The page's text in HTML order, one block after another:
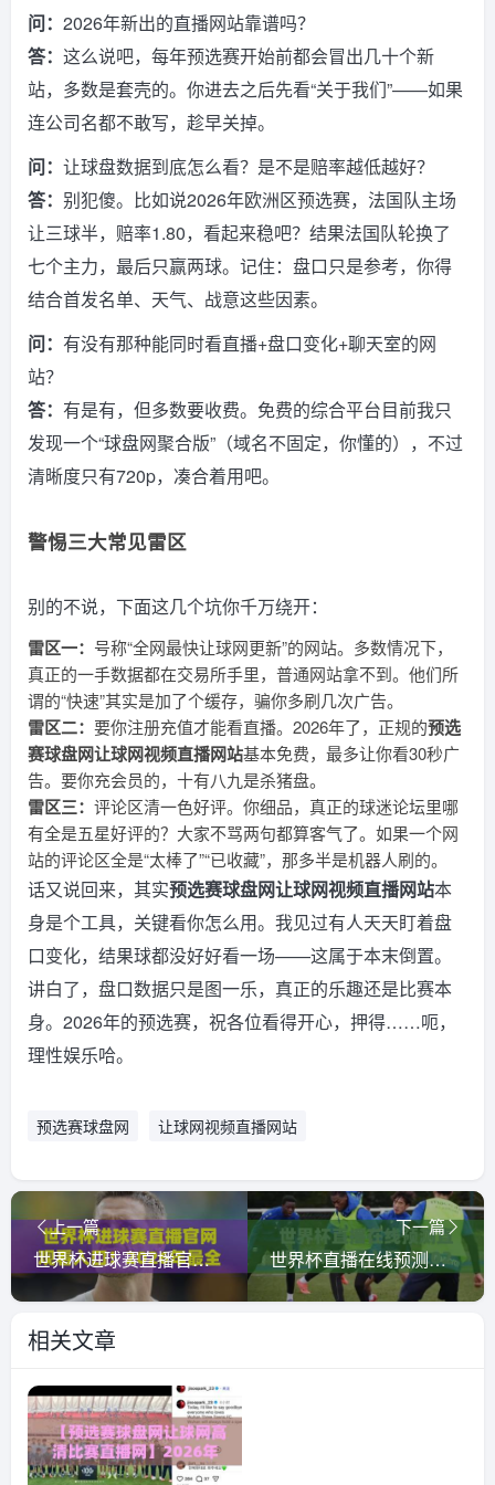
问： 2026年新出的直播网站靠谱吗？
答： 这么说吧，每年预选赛开始前都会冒出几十个新
站，多数是套壳的。你进去之后先看“关于我们”——如果
连公司名都不敢写，趁早关掉。
问： 让球盘数据到底怎么看？是不是赔率越低越好？
答： 别犯傻。比如说2026年欧洲区预选赛，法国队主场
让三球半，赔率1.80，看起来稳吧？结果法国队轮换了
七个主力，最后只赢两球。记住：盘口只是参考，你得
结合首发名单、天气、战意这些因素。
问： 有没有那种能同时看直播+盘口变化+聊天室的网
站？
答： 有是有，但多数要收费。免费的综合平台目前我只
发现一个“球盘网聚合版”（域名不固定，你懂的），不过
清晰度只有720p，凑合着用吧。
警惕三大常见雷区
别的不说，下面这几个坑你千万绕开：
雷区一： 号称“全网最快让球网更新”的网站。多数情况下，
真正的一手数据都在交易所手里，普通网站拿不到。他们所
谓的“快速”其实是加了个缓存，骗你多刷几次广告。
雷区二： 要你注册充值才能看直播。2026年了，正规的预选
赛球盘网让球网视频直播网站基本免费，最多让你看30秒广
告。要你充会员的，十有八九是杀猪盘。
雷区三： 评论区清一色好评。你细品，真正的球迷论坛里哪
有全是五星好评的？大家不骂两句都算客气了。如果一个网
站的评论区全是“太棒了”“已收藏”，那多半是机器人刷的。
话又说回来，其实预选赛球盘网让球网视频直播网站本
身是个工具，关键看你怎么用。我见过有人天天盯着盘
口变化，结果球都没好好看一场——这属于本末倒置。
讲白了，盘口数据只是图一乐，真正的乐趣还是比赛本
身。2026年的预选赛，祝各位看得开心，押得……呃，
理性娱乐哈。
预选赛球盘网 让球网视频直播网站
上一篇
世界杯进球赛直播官网观看入口！2026年最全观赛指南来了
下一篇
世界杯直播在线预测直播官网观看入口，2026年球迷必看指南
相关文章